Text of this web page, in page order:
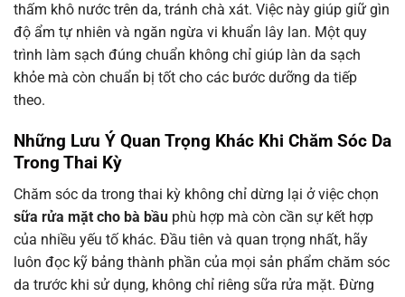
thấm khô nước trên da, tránh chà xát. Việc này giúp giữ gìn
độ ẩm tự nhiên và ngăn ngừa vi khuẩn lây lan. Một quy
trình làm sạch đúng chuẩn không chỉ giúp làn da sạch
khỏe mà còn chuẩn bị tốt cho các bước dưỡng da tiếp
theo.
Những Lưu Ý Quan Trọng Khác Khi Chăm Sóc Da
Trong Thai Kỳ
Chăm sóc da trong thai kỳ không chỉ dừng lại ở việc chọn
sữa rửa mặt cho bà bầu phù hợp mà còn cần sự kết hợp
của nhiều yếu tố khác. Đầu tiên và quan trọng nhất, hãy
luôn đọc kỹ bảng thành phần của mọi sản phẩm chăm sóc
da trước khi sử dụng, không chỉ riêng sữa rửa mặt. Đừng